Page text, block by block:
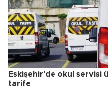
Eskişehir'de okul servisi
tarife